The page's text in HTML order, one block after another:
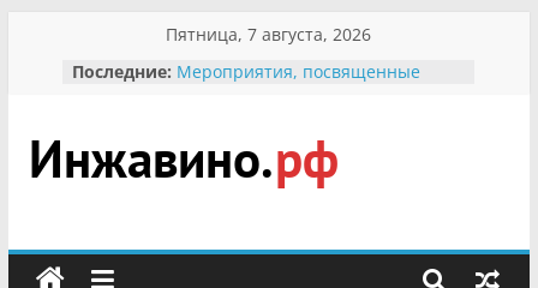
содержимому
Пятница, 7 августа, 2026
Последние: Мероприятия, посвященные
гражданин Инжавинского округа»
участнице Великой
Отечественной, фронтовичке
Безопасность в сети Интернет
Инжавино.рф
сельский
портал